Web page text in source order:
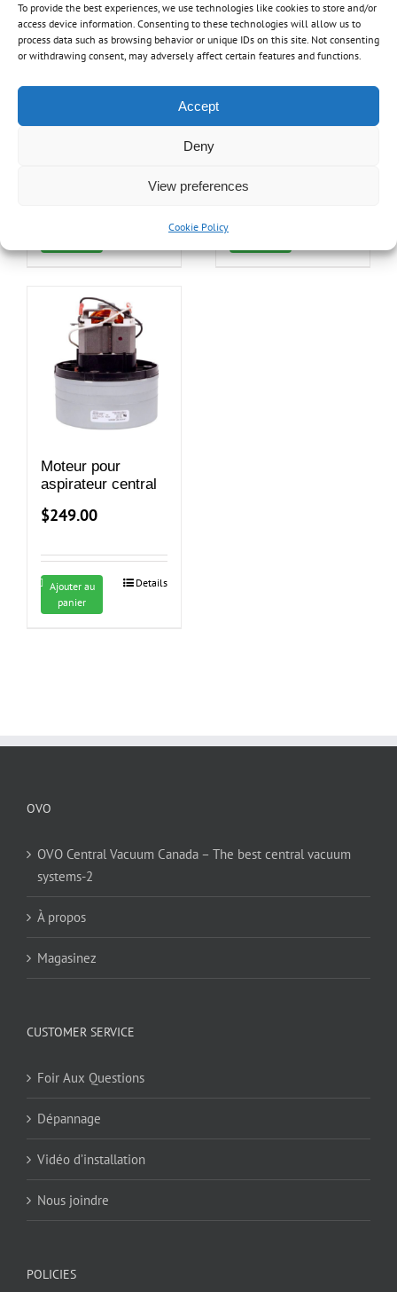
To provide the best experiences, we use technologies like cookies to store and/or
access device information. Consenting to these technologies will allow us to
process data such as browsing behavior or unique IDs on this site. Not consenting
or withdrawing consent, may adversely affect certain features and functions.
Accept
Deny
View preferences
Cookie Policy
Module
aspirateur central
Module
aspirateur central
Moteur pour
aspirateur central
$249.00
Ajouter au
panier
Details
OVO
OVO Central Vacuum Canada – The best central vacuum
systems-2
À propos
Magasinez
CUSTOMER SERVICE
Foir Aux Questions
Dépannage
Vidéo d’installation
Nous joindre
POLICIES